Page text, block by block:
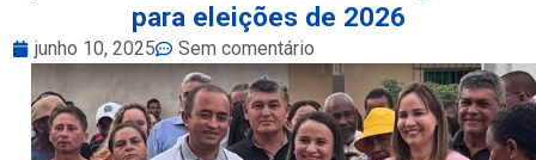
para eleições de 2026
junho 10, 2025 Sem comentário